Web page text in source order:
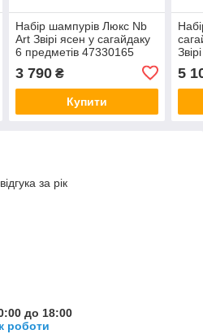
Набір шампурів Люкс Nb
Art Звірі ясен у сагайдаку
6 предметів 47330165
3 790₴
Купити
5
за рік
до 18:00
роботи